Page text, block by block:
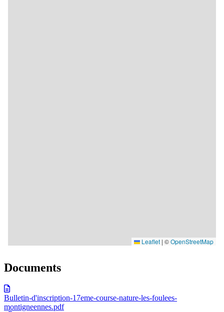
Documents
Bulletin-d'inscription-17eme-course-nature-les-foulees-
montigneennes.pdf